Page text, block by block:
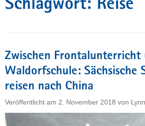
r
i
f
e
n
a
Schlagwort: Reise
Zwischen Frontalunterricht
Waldorfschule: Sächsische
reisen nach China
Veröffentlicht am 2. November 2018 von